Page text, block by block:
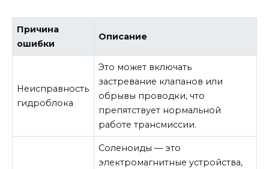
Причина
ошибки
Описание
Неисправность
гидроблока
Это может включать
застревание клапанов или
обрывы проводки, что
препятствует нормальной
работе трансмиссии.
Соленоиды — это
электромагнитные устройства,